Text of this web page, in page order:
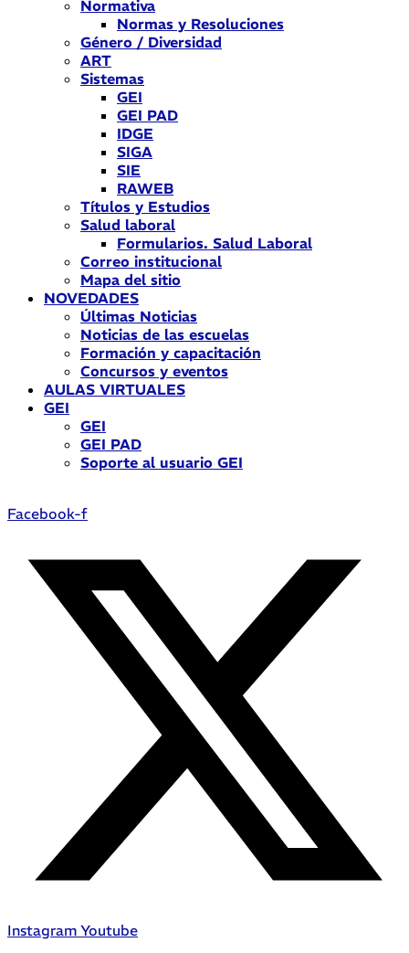
Normativa
Normas y Resoluciones
Género / Diversidad
ART
Sistemas
GEI
GEI PAD
IDGE
SIGA
SIE
RAWEB
Títulos y Estudios
Salud laboral
Formularios. Salud Laboral
Correo institucional
Mapa del sitio
NOVEDADES
Últimas Noticias
Noticias de las escuelas
Formación y capacitación
Concursos y eventos
AULAS VIRTUALES
GEI
GEI
GEI PAD
Soporte al usuario GEI
Facebook-f
Instagram Youtube